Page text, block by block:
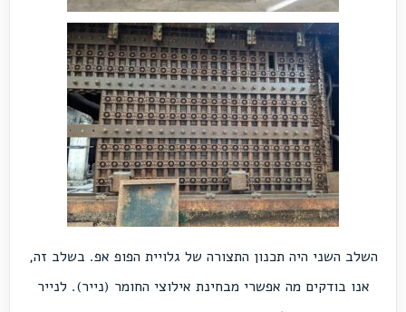
השלב השני היה תכנון התצורה של גלויית הפופ אפ. בשלב זה,
אנו בודקים מה אפשרי מבחינת אילוצי החומר (נייר). לנייר